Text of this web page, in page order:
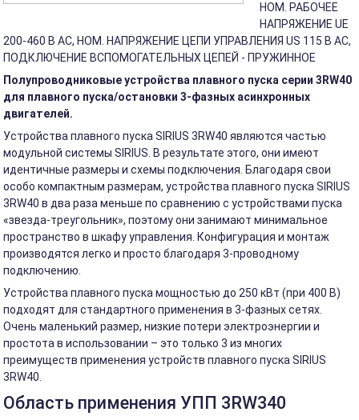
НОМ. РАБОЧЕЕ
НАПРЯЖЕНИЕ UE
200-460 В АС, НОМ. НАПРЯЖЕНИЕ ЦЕПИ УПРАВЛЕНИЯ US 115 В АС,
ПОДКЛЮЧЕНИЕ ВСПОМОГАТЕЛЬНЫХ ЦЕПЕЙ - ПРУЖИННОЕ
Полупроводниковые устройства плавного пуска серии 3RW40
для плавного пуска/остановки 3-фазных асинхронных
двигателей.
Устройства плавного пуска SIRIUS 3RW40 являются частью
модульной системы SIRIUS. В результате этого, они имеют
идентичные размеры и схемы подключения. Благодаря свои
особо компактным размерам, устройства плавного пуска SIRIUS
3RW40 в два раза меньше по сравнению с устройствами пуска
«звезда-треугольник», поэтому они занимают минимальное
пространство в шкафу управления. Конфигурация и монтаж
производятся легко и просто благодаря 3-проводному
подключению.
Устройства плавного пуска мощностью до 250 кВт (при 400 В)
подходят для стандартного применения в 3-фазных сетях.
Очень маленький размер, низкие потери электроэнергии и
простота в использовании – это только 3 из многих
преимуществ применения устройств плавного пуска SIRIUS
3RW40.
Область применения УПП 3RW340